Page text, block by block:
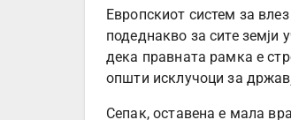
Европскиот систем за
подеднакво за сите земји
дека правната рамка е
општи исклучоци за
Сепак, оставена е мала